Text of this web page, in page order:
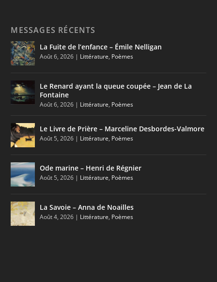
MESSAGES RÉCENTS
La Fuite de l’enfance – Émile Nelligan
Août 6, 2026 | Littérature, Poèmes
Le Renard ayant la queue coupée – Jean de La
Fontaine
Août 6, 2026 | Littérature, Poèmes
Le Livre de Prière – Marceline Desbordes-Valmore
Août 5, 2026 | Littérature, Poèmes
Ode marine – Henri de Régnier
Août 5, 2026 | Littérature, Poèmes
La Savoie – Anna de Noailles
Août 4, 2026 | Littérature, Poèmes